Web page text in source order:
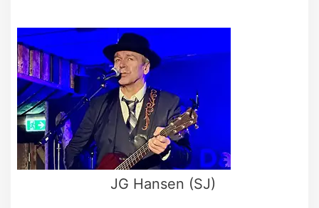
JG Hansen (SJ)